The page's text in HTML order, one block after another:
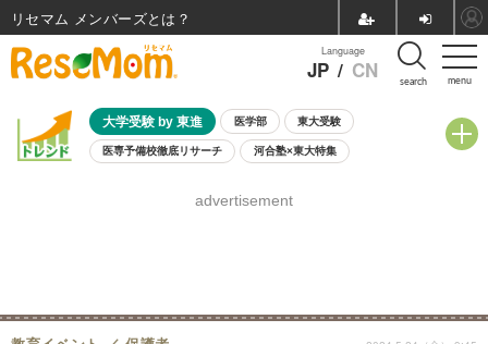
menu
Language
JP / CN search
大学受験 by 東進 医学部 東大受験
医専予備校徹底リサーチ 河合塾×東大特集
8月開催学校説明会・相談会
advertisement
リセマム メンバーズ